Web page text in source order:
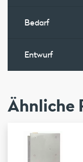
Bedarf
Entwurf
Ähnliche